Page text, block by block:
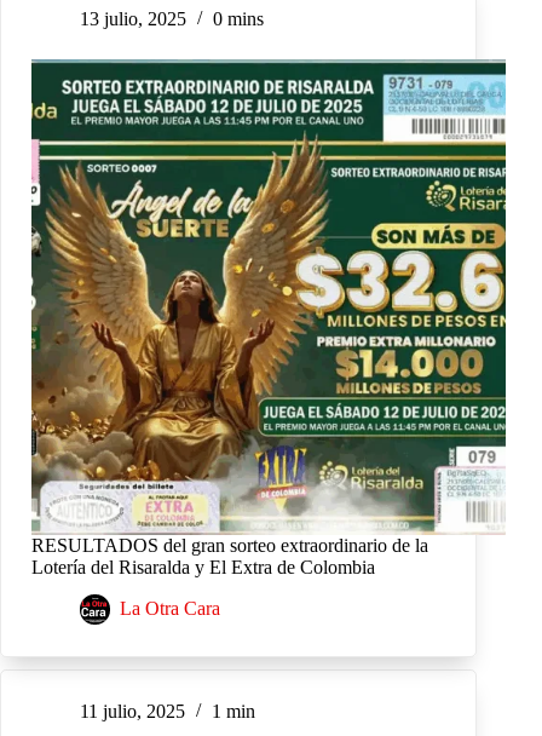
13 julio, 2025 0 mins
RESULTADOS del gran sorteo extraordinario de la
Lotería del Risaralda y El Extra de Colombia
La Otra Cara
11 julio, 2025 1 min